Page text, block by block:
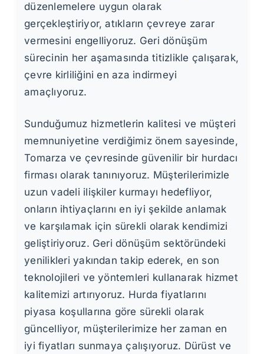
düzenlemelere uygun olarak
gerçekleştiriyor, atıkların çevreye zarar
vermesini engelliyoruz. Geri dönüşüm
sürecinin her aşamasında titizlikle çalışarak,
çevre kirliliğini en aza indirmeyi
amaçlıyoruz.
Sunduğumuz hizmetlerin kalitesi ve müşteri
memnuniyetine verdiğimiz önem sayesinde,
Tomarza ve çevresinde güvenilir bir hurdacı
firması olarak tanınıyoruz. Müşterilerimizle
uzun vadeli ilişkiler kurmayı hedefliyor,
onların ihtiyaçlarını en iyi şekilde anlamak
ve karşılamak için sürekli olarak kendimizi
geliştiriyoruz. Geri dönüşüm sektöründeki
yenilikleri yakından takip ederek, en son
teknolojileri ve yöntemleri kullanarak hizmet
kalitemizi artırıyoruz. Hurda fiyatlarını
piyasa koşullarına göre sürekli olarak
güncelliyor, müşterilerimize her zaman en
iyi fiyatları sunmaya çalışıyoruz. Dürüst ve